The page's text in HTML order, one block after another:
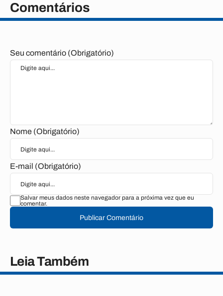
Comentários
Seu comentário (Obrigatório)
Nome (Obrigatório)
E-mail (Obrigatório)
Salvar meus dados neste navegador para a próxima vez que eu
comentar.
Publicar Comentário
Leia Também